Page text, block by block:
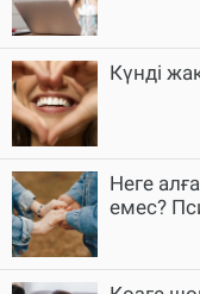
Күнді
Неге
емес?